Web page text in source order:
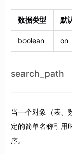
数据类型 默
boolean on
search_path
当一个对象（表、
定的简单名称引用
序。